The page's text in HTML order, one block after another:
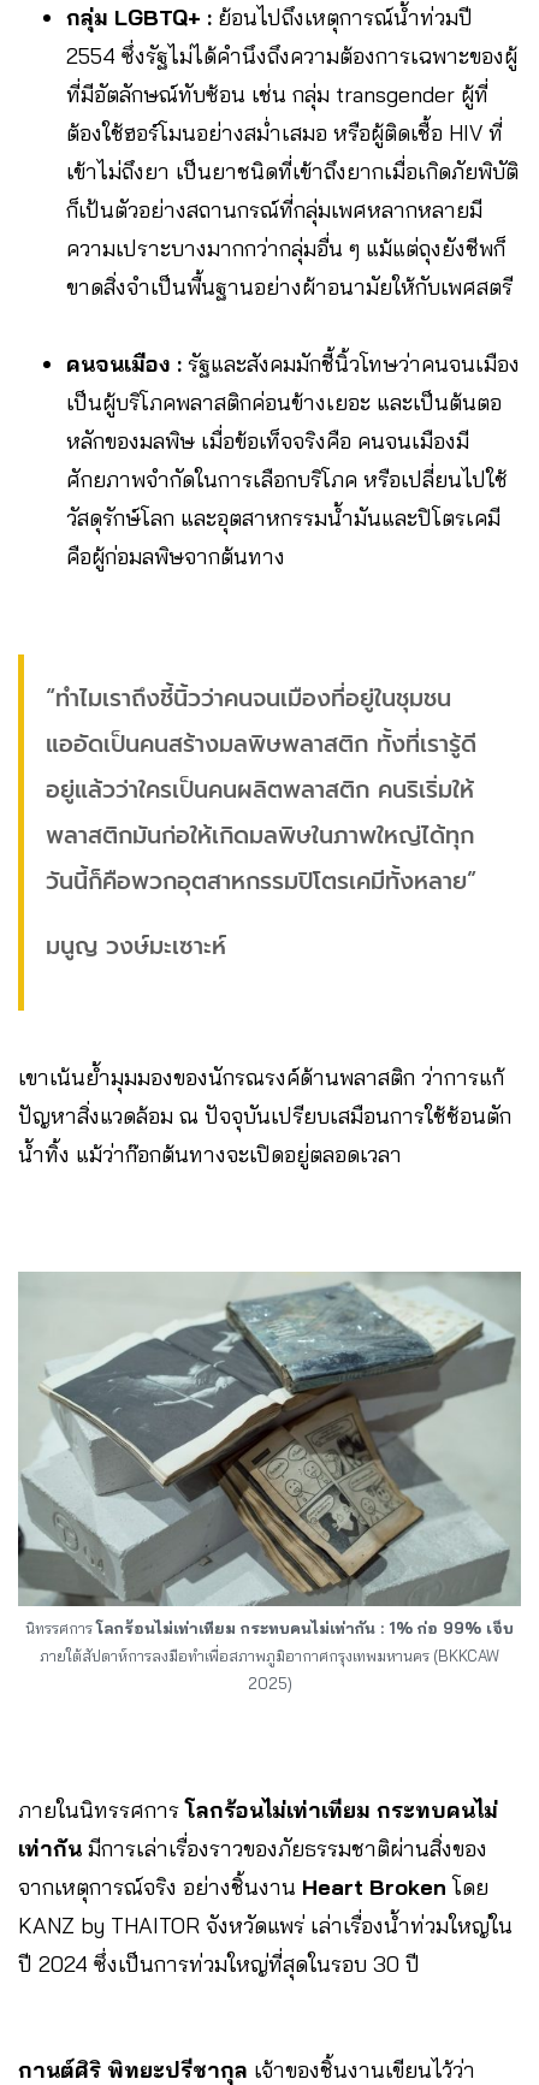
กลุ่ม LGBTQ+ : ย้อนไปถึงเหตุการณ์น้ำท่วมปี
2554 ซึ่งรัฐไม่ได้คำนึงถึงความต้องการเฉพาะของผู้
ที่มีอัตลักษณ์ทับซ้อน เช่น กลุ่ม transgender ผู้ที่
ต้องใช้ฮอร์โมนอย่างสม่ำเสมอ หรือผู้ติดเชื้อ HIV ที่
เข้าไม่ถึงยา เป็นยาชนิดที่เข้าถึงยากเมื่อเกิดภัยพิบัติ
ก็เป้นตัวอย่างสถานกรณ์ที่กลุ่มเพศหลากหลายมี
ความเปราะบางมากกว่ากลุ่มอื่น ๆ แม้แต่ถุงยังชีพก็
ขาดสิ่งจำเป็นพื้นฐานอย่างผ้าอนามัยให้กับเพศสตรี
คนจนเมือง : รัฐและสังคมมักชี้นิ้วโทษว่าคนจนเมือง
เป็นผู้บริโภคพลาสติกค่อนข้างเยอะ และเป็นต้นตอ
หลักของมลพิษ เมื่อข้อเท็จจริงคือ คนจนเมืองมี
ศักยภาพจำกัดในการเลือกบริโภค หรือเปลี่ยนไปใช้
วัสดุรักษ์โลก และอุตสาหกรรมน้ำมันและปิโตรเคมี
คือผู้ก่อมลพิษจากต้นทาง
“ทำไมเราถึงชี้นิ้วว่าคนจนเมืองที่อยู่ในชุมชน
แออัดเป็นคนสร้างมลพิษพลาสติก ทั้งที่เรารู้ดี
อยู่แล้วว่าใครเป็นคนผลิตพลาสติก คนริเริ่มให้
พลาสติกมันก่อให้เกิดมลพิษในภาพใหญ่ได้ทุก
วันนี้ก็คือพวกอุตสาหกรรมปิโตรเคมีทั้งหลาย”
มนูญ วงษ์มะเซาะห์
เขาเน้นย้ำมุมมองของนักรณรงค์ด้านพลาสติก ว่าการแก้
ปัญหาสิ่งแวดล้อม ณ ปัจจุบันเปรียบเสมือนการใช้ช้อนตัก
น้ำทิ้ง แม้ว่าก๊อกต้นทางจะเปิดอยู่ตลอดเวลา
นิทรรศการโลกร้อนไม่เท่าเทียม กระทบคนไม่เท่ากัน : 1% ก่อ 99% เจ็บ
ภายใต้สัปดาห์การลงมือทำเพื่อสภาพภูมิอากาศกรุงเทพมหานคร (BKKCAW
2025)
ภายในนิทรรศการโลกร้อนไม่เท่าเทียม กระทบคนไม่
เท่ากัน มีการเล่าเรื่องราวของภัยธรรมชาติผ่านสิ่งของ
จากเหตุการณ์จริง อย่างชิ้นงาน Heart Broken โดย
KANZ by THAITOR จังหวัดแพร่ เล่าเรื่องน้ำท่วมใหญ่ใน
ปี 2024 ซึ่งเป็นการท่วมใหญ่ที่สุดในรอบ 30 ปี
กานต์ศิริ พิทยะปรีชากุล เจ้าของชิ้นงานเขียนไว้ว่า